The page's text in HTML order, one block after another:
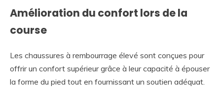
Amélioration du confort lors de la
course
Les chaussures à rembourrage élevé sont conçues pour
offrir un confort supérieur grâce à leur capacité à épouser
la forme du pied tout en fournissant un soutien adéquat.